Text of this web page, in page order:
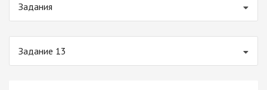
Задания
Задание 13